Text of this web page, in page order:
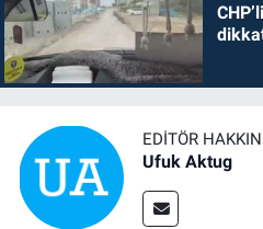
EDITÖR
Ufuk Aktug